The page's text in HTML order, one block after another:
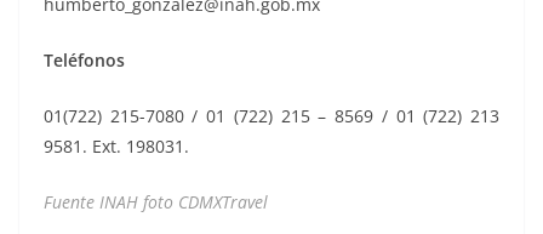
Teléfonos
01(722) 215-7080 / 01 (722) 215 – 8569 / 01 (722) 213
9581. Ext. 198031.
Fuente INAH foto CDMXTravel